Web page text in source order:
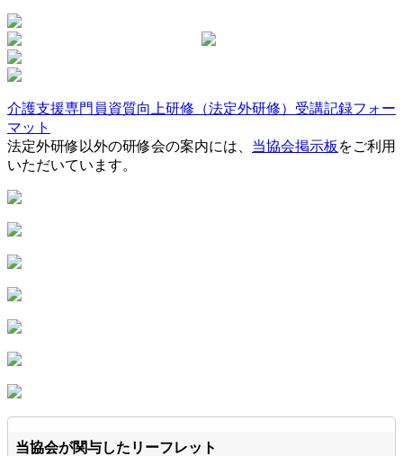
介護支援専門員資質向上研修（法定外研修）受講記録フォー
マット
法定外研修以外の研修会の案内には、 当協会掲示板 をご利用
いただいています。
当協会が関与したリーフレット